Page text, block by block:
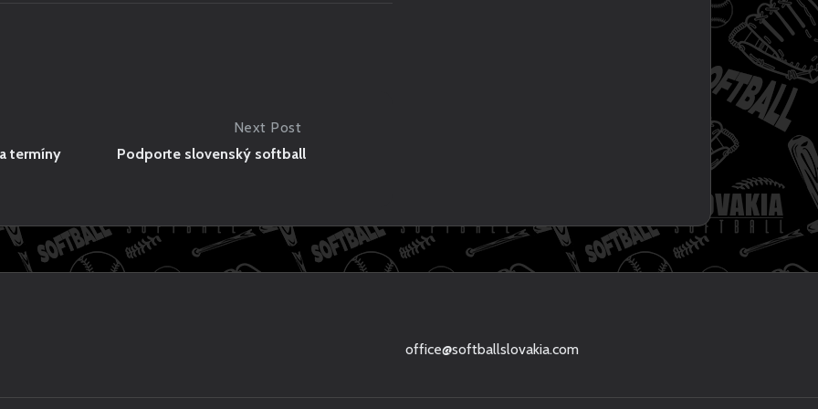
termíny
N
E
S
:
Next Post
Podporte slovenský softball
office@softballslovakia.com